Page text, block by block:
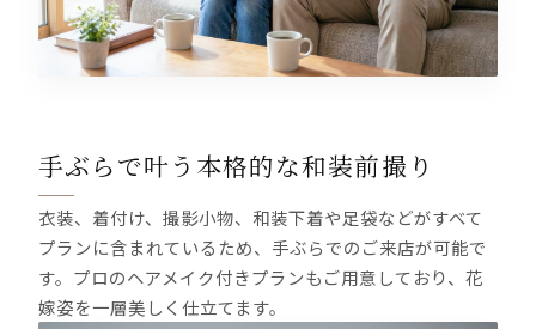
手ぶらで叶う本格的な和装前撮り
衣装、着付け、撮影小物、和装下着や足袋などがすべて
プランに含まれているため、手ぶらでのご来店が可能で
す。プロのヘアメイク付きプランもご用意しており、花
嫁姿を一層美しく仕立てます。